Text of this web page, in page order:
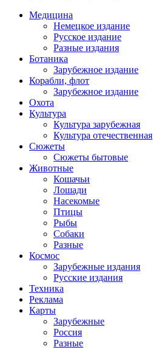
Медицина
Немецкое издание
Русское издание
Разные издания
Ботаника
Зарубежное издание
Корабли, флот
Зарубежное издание
Охота
Культура
Культура зарубежная
Культура отечественная
Сюжеты
Сюжеты бытовые
Животные
Кошачьи
Лошади
Насекомые
Птицы
Рыбы
Собаки
Разные
Космос
Зарубежные издания
Русские издания
Техника
Реклама
Карты
Зарубежные
Россия
Разные